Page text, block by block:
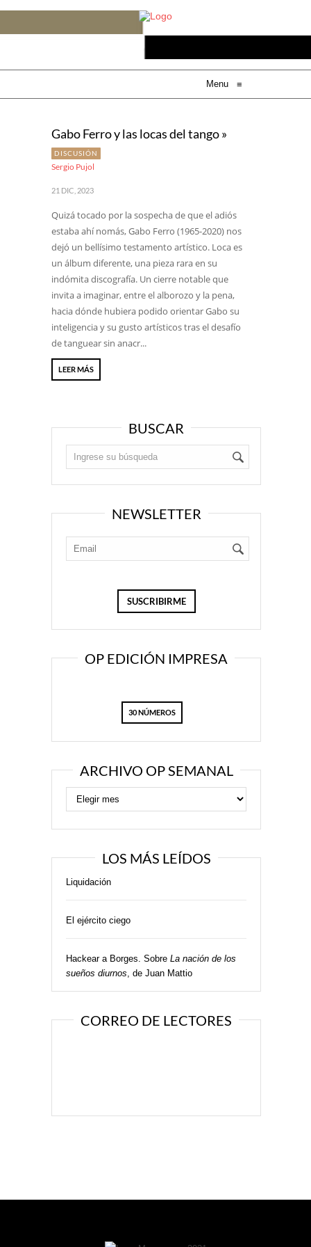
Menu ≡
Gabo Ferro y las locas del tango »
DISCUSIÓN
Sergio Pujol
21 DIC, 2023
Quizá tocado por la sospecha de que el adiós
estaba ahí nomás, Gabo Ferro (1965-2020) nos
dejó un bellísimo testamento artístico. Loca es
un álbum diferente, una pieza rara en su
indómita discografía. Un cierre notable que
invita a imaginar, entre el alborozo y la pena,
hacia dónde hubiera podido orientar Gabo su
inteligencia y su gusto artísticos tras el desafío
de tanguear sin anacr...
LEER MÁS
BUSCAR
NEWSLETTER
OP EDICIÓN IMPRESA
30 NÚMEROS
ARCHIVO OP SEMANAL
LOS MÁS LEÍDOS
Liquidación
El ejército ciego
Hackear a Borges. Sobre La nación de los
sueños diurnos, de Juan Mattio
CORREO DE LECTORES